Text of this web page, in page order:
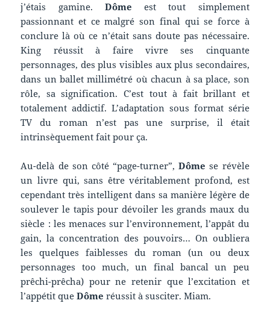
j’étais gamine. Dôme est tout simplement
passionnant et ce malgré son final qui se force à
conclure là où ce n’était sans doute pas nécessaire.
King réussit à faire vivre ses cinquante
personnages, des plus visibles aux plus secondaires,
dans un ballet millimétré où chacun à sa place, son
rôle, sa signification. C’est tout à fait brillant et
totalement addictif. L’adaptation sous format série
TV du roman n’est pas une surprise, il était
intrinsèquement fait pour ça.
Au-delà de son côté “page-turner”,Dôme se révèle
un livre qui, sans être véritablement profond, est
cependant très intelligent dans sa manière légère de
soulever le tapis pour dévoiler les grands maux du
siècle : les menaces sur l’environnement, l’appât du
gain, la concentration des pouvoirs… On oubliera
les quelques faiblesses du roman (un ou deux
personnages too much, un final bancal un peu
prêchi-prêcha) pour ne retenir que l’excitation et
l’appétit queDôme réussit à susciter. Miam.